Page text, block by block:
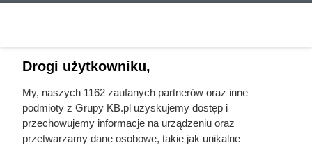
Drogi użytkowniku,
My, naszych 1162 zaufanych partnerów oraz inne
podmioty z Grupy KB.pl uzyskujemy dostęp i
przechowujemy informacje na urządzeniu oraz
przetwarzamy dane osobowe, takie jak unikalne